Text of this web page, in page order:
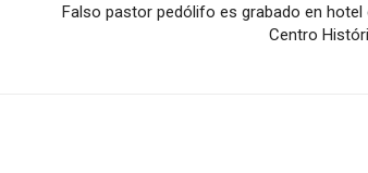
Falso pastor pedólifo es grabado en hotel
Centro